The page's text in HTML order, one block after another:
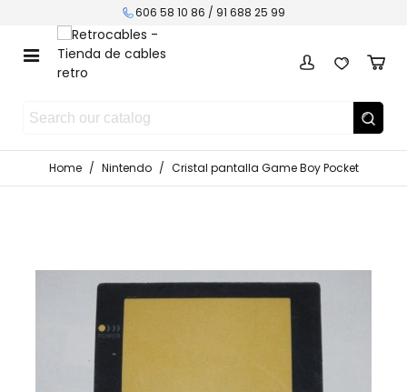
606 58 10 86 / 91 688 25 99
Home / Nintendo / Cristal pantalla Game Boy Pocket